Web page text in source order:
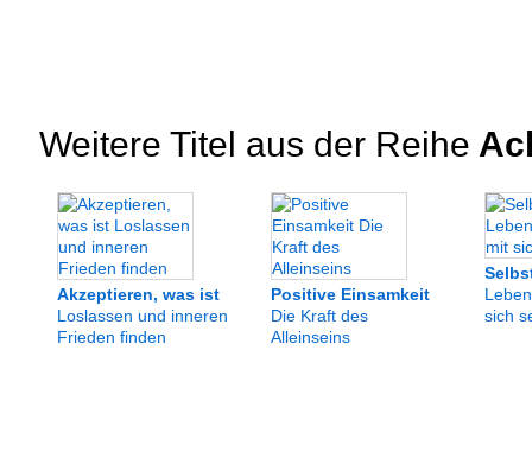
Weitere Titel aus der Reihe
Akzeptieren, was ist
Loslassen und inneren
Frieden finden
Positive Einsamkeit
Die Kraft des
Alleinseins
sich